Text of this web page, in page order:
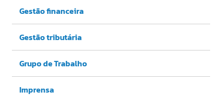
Gestão financeira
Gestão tributária
Grupo de Trabalho
Imprensa